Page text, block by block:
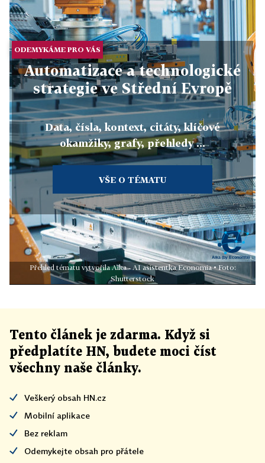
ODEMYKÁME PRO VÁS
Automatizace a technologické
strategie ve Střední Evropě
Data, čísla, kontext, citáty, klíčové
okamžiky, grafy, přehledy ...
VŠE O TÉMATU
Přehled tématu vytvořila Aika - AI asistentka Economia • Foto:
Shutterstock
Tento článek je zdarma. Když si
předplatíte HN, budete moci číst
všechny naše články.
Veškerý obsah HN.cz
Mobilní aplikace
Bez reklam
Odemykejte obsah pro přátele